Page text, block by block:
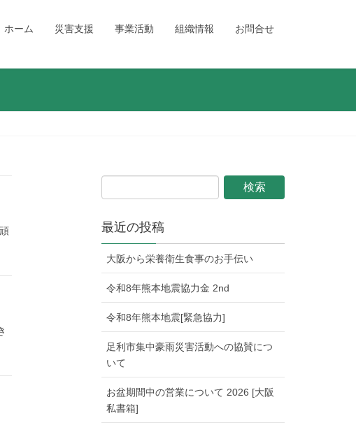
ホーム 災害支援 事業活動 組織情報 お問合せ
最近の投稿
大阪から栄養衛生食事のお手伝い
令和8年熊本地震協力金 2nd
令和8年熊本地震[緊急協力]
足利市集中豪雨災害活動への協賛につ
いて
お盆期間中の営業について 2026 [大阪
私書箱]